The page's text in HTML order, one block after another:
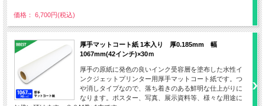
価格： 6,700円(税込)
厚手マットコート紙 1本入り 厚0.185mm 幅
1067mm(42インチ)×30ｍ
厚手の原紙に発色の良いインク受容層を塗布した水性イ
ンクジェットプリンター用厚手マットコート紙です。つ
や消しタイプなので、落ち着きのある鮮明な仕上がりに
なります。ポスター、写真、展示資料等、様々な用途に